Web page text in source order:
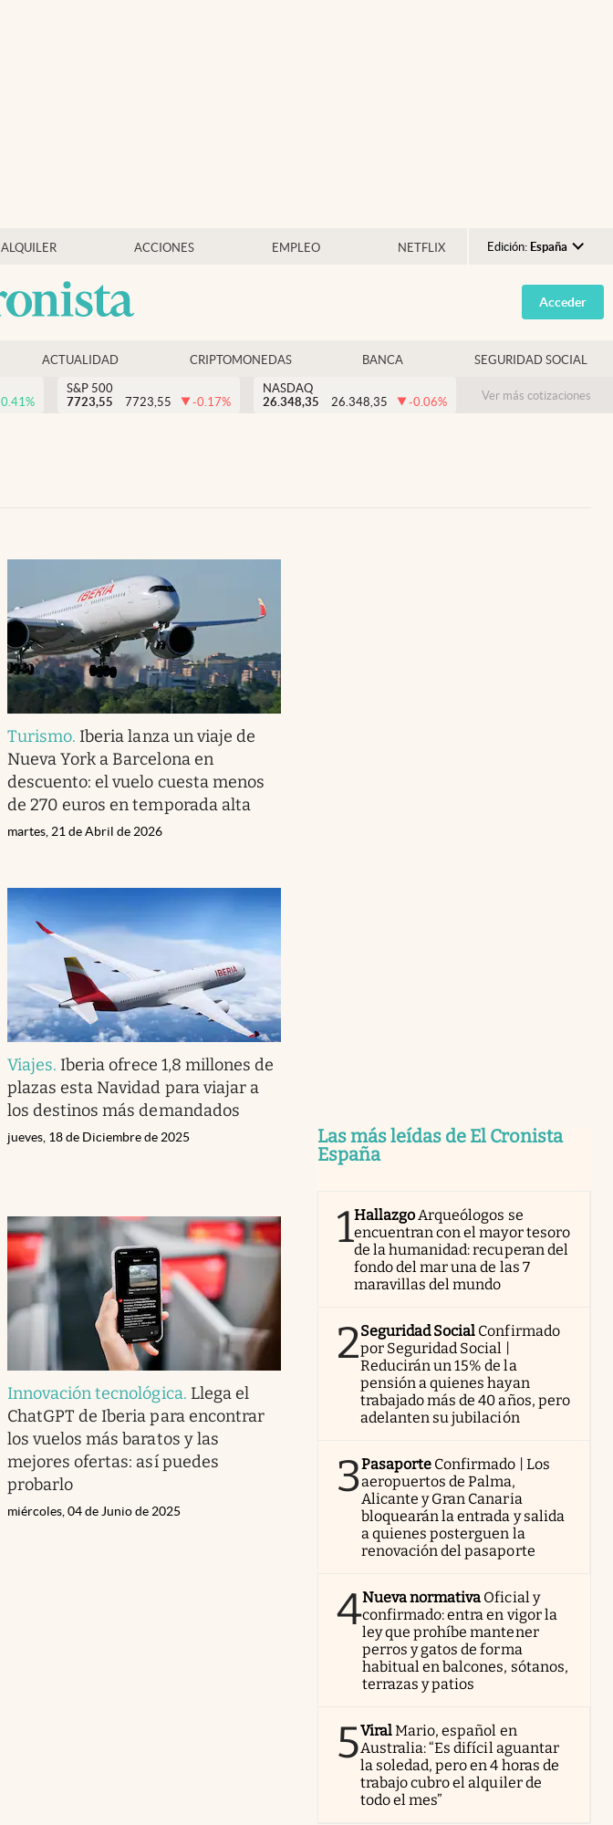
ALQUILER ACCIONES EMPLEO NETFLIX Edición: España
Argentina
España
USA
Colombia
Acceder
ACTUALIDAD CRIPTOMONEDAS BANCA SEGURIDAD SOCIAL
0.41%
S&P 500
7723,55
7723,55 -0.17%
NASDAQ
26.348,35
26.348,35 -0.06% Ver más cotizaciones
Turismo. Iberia lanza un viaje de
Nueva York a Barcelona en
descuento: el vuelo cuesta menos
de 270 euros en temporada alta
martes, 21 de Abril de 2026
Viajes. Iberia ofrece 1,8 millones de
plazas esta Navidad para viajar a
los destinos más demandados
jueves, 18 de Diciembre de 2025
Innovación tecnológica. Llega el
ChatGPT de Iberia para encontrar
los vuelos más baratos y las
mejores ofertas: así puedes
probarlo
miércoles, 04 de Junio de 2025
Las más leídas de El Cronista
España
1Hallazgo Arqueólogos se
encuentran con el mayor tesoro
de la humanidad: recuperan del
fondo del mar una de las 7
maravillas del mundo
2Seguridad Social Confirmado
por Seguridad Social |
Reducirán un 15% de la
pensión a quienes hayan
trabajado más de 40 años, pero
adelanten su jubilación
3Pasaporte Confirmado | Los
aeropuertos de Palma,
Alicante y Gran Canaria
bloquearán la entrada y salida
a quienes posterguen la
renovación del pasaporte
4Nueva normativa Oficial y
confirmado: entra en vigor la
ley que prohíbe mantener
perros y gatos de forma
habitual en balcones, sótanos,
terrazas y patios
5ViralMario, español en
Australia: “Es difícil aguantar
la soledad, pero en 4 horas de
trabajo cubro el alquiler de
todo el mes”